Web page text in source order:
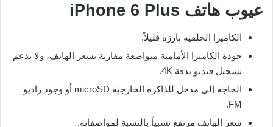
عيوب هاتف iPhone 6 Plus
الكاميرا الخلفية بارزة قليلاً.
جودة الكاميرا الأمامية متواضعة مقارنة بسعر الهاتف، ولا يدعم
تسجيل فيديو بدقة 4K.
الحاجة إلى مدخل للذاكرة الخارجية microSD أو وجود راديو
FM.
سعر الهاتف مرتفع نسبياً بالنسبة لمواصفاته.